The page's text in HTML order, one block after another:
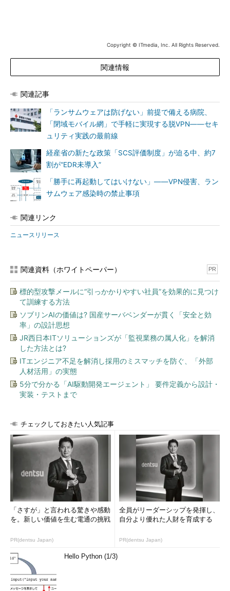
Copyright © ITmedia, Inc. All Rights Reserved.
関連情報
関連記事
「ランサムウェアは防げない」前提で備える病院、
「閉域モバイル網」で手軽に実現する脱VPN――セキ
ュリティ実践の最前線
経産省の新たな政策「SCS評価制度」が迫る中、約7
割が“EDR未導入”
「勝手に再起動してはいけない」――VPN侵害、ラン
サムウェア感染時の禁止事項
関連リンク
ニュースリリース
関連資料（ホワイトペーパー） PR
標的型攻撃メールに“引っかかりやすい社員”を効果的に見つけ
て訓練する方法
ソブリンAIの価値は? 国産サーバベンダーが貫く「安全と効
率」の設計思想
JR西日本ITソリューションズが「監視業務の属人化」を解消
した方法とは?
ITエンジニア不足を解消し採用のミスマッチを防ぐ、「外部
人材活用」の実態
5分で分かる「AI駆動開発エージェント」 要件定義から設計・
実装・テストまで
チェックしておきたい人気記事
「さすが」と言われる驚きや感動
を。新しい価値を生む電通の挑戦
PR(dentsu Japan)
全員がリーダーシップを発揮し、
自分より優れた人財を育成する
PR(dentsu Japan)
Hello Python (1/3)